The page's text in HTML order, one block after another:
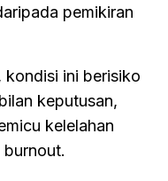
pemikiran
kondisi ini berisiko
keputusan,
kelelahan